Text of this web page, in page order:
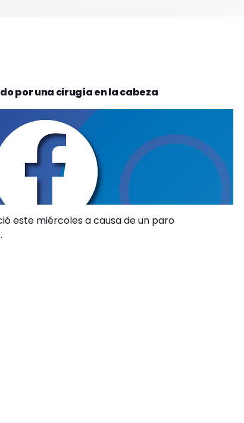
por una cirugía en la cabeza
este miércoles a causa de un paro